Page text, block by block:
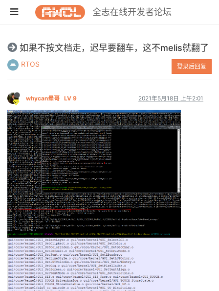
全志在线开发者论坛
如果不按文档走，迟早要翻车，这不melis就翻了
RTOS 登录后回复
whycan晕哥 LV 9 2021年5月18日 上午2:01